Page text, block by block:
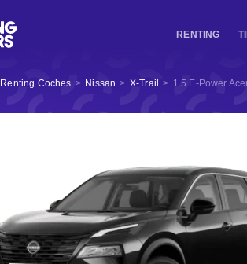
RENTING
Renting Coches > Nissan > X-Trail > 1.5 E-Power